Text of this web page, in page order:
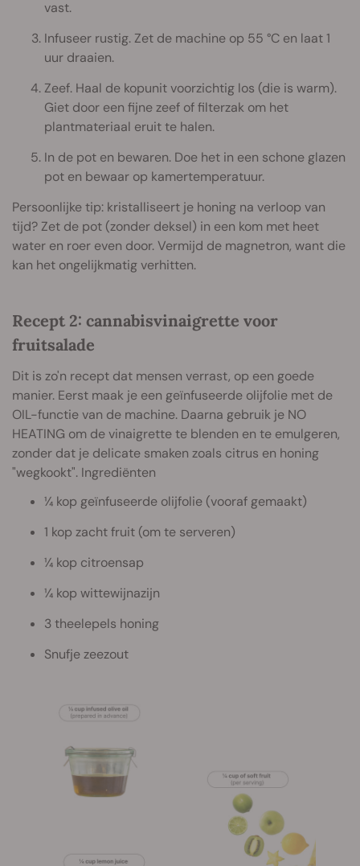
vast.
Infuseer rustig. Zet de machine op 55 °C en laat 1
uur draaien.
Zeef. Haal de kopunit voorzichtig los (die is warm).
Giet door een fijne zeef of filterzak om het
plantmateriaal eruit te halen.
In de pot en bewaren. Doe het in een schone glazen
pot en bewaar op kamertemperatuur.
Persoonlijke tip: kristalliseert je honing na verloop van
tijd? Zet de pot (zonder deksel) in een kom met heet
water en roer even door. Vermijd de magnetron, want die
kan het ongelijkmatig verhitten.
Recept 2: cannabisvinaigrette voor
fruitsalade
Dit is zo'n recept dat mensen verrast, op een goede
manier. Eerst maak je een geïnfuseerde olijfolie met de
OIL-functie van de machine. Daarna gebruik je NO
HEATING om de vinaigrette te blenden en te emulgeren,
zonder dat je delicate smaken zoals citrus en honing
"wegkookt". Ingrediënten
¼ kop geïnfuseerde olijfolie (vooraf gemaakt)
1 kop zacht fruit (om te serveren)
¼ kop citroensap
¼ kop wittewijnazijn
3 theelepels honing
Snufje zeezout